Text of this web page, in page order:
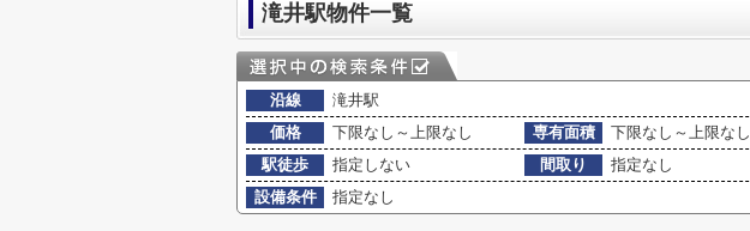
滝井駅物件一覧
沿線
滝井駅
価格
下限なし～上限なし 専有面積 下限なし～上限なし
駅徒歩
指定しない 間取り
指定なし
設備条件
指定なし